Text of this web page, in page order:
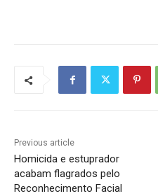
Previous article
Homicida e estuprador
acabam flagrados pelo
Reconhecimento Facial